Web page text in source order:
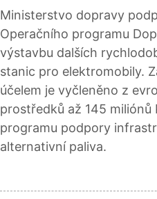
Ministerstvo dopravy
Operačního programu
výstavbu dalších
stanic pro elektromobily.
účelem je vyčleněno z
prostředků až 145 miliónů
programu podpory
alternativní paliva.